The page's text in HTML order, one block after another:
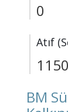
0
Atıf
1150
BM